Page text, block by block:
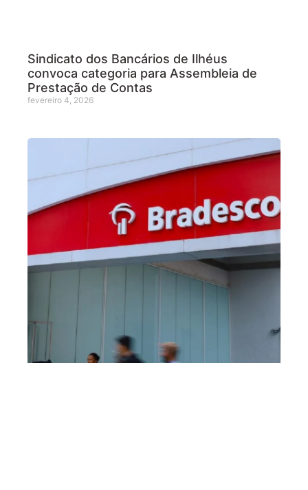
Sindicato dos Bancários de Ilhéus
convoca categoria para Assembleia de
Prestação de Contas
fevereiro 4, 2026